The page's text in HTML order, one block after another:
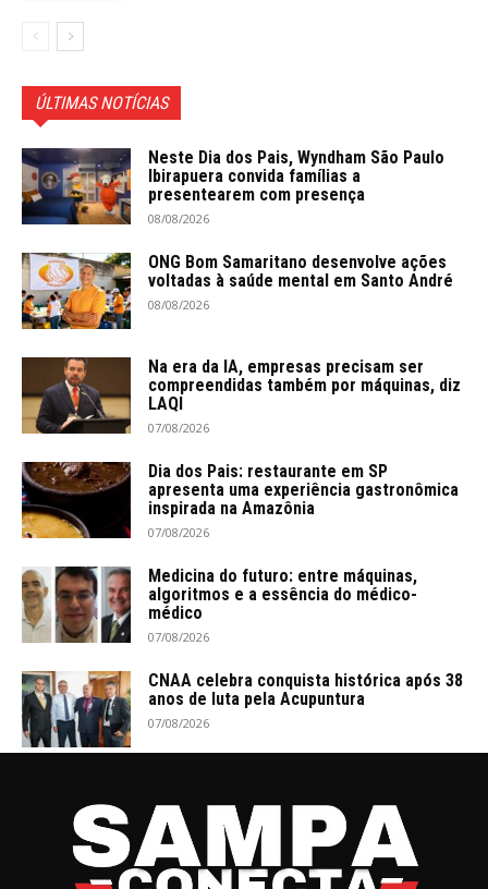
ÚLTIMAS NOTÍCIAS
Neste Dia dos Pais, Wyndham São Paulo
Ibirapuera convida famílias a
presentearem com presença
08/08/2026
ONG Bom Samaritano desenvolve ações
voltadas à saúde mental em Santo André
08/08/2026
Na era da IA, empresas precisam ser
compreendidas também por máquinas, diz
LAQI
07/08/2026
Dia dos Pais: restaurante em SP
apresenta uma experiência gastronômica
inspirada na Amazônia
07/08/2026
Medicina do futuro: entre máquinas,
algoritmos e a essência do médico-
médico
07/08/2026
CNAA celebra conquista histórica após 38
anos de luta pela Acupuntura
07/08/2026